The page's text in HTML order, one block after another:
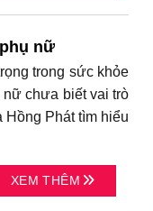
nữ
trong sức khỏe
nữ chưa biết vai trò
Phát tìm hiểu
XEM THÊM